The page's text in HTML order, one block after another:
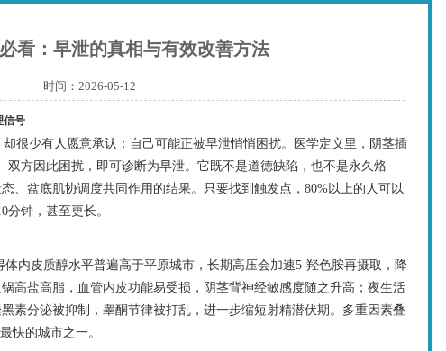
看：早泄的真相与有效改善方法
时间：2026-05-12
信号
很少有人愿意承认：自己可能正被早泄悄悄困扰。医学定义里，阴茎插
双方因此困扰，即可诊断为早泄。它既不是道德缺陷，也不是永久烙
、盆底肌协调度共同作用的结果。只要找到触发点，80%以上的人可以
钟，甚至更长。
内皮质醇水平普遍高于平原城市，长期高压会加速5-羟色胺再摄取，降
高盐高脂，血管内皮功能易受损，阴茎背神经敏感度随之升高；夜生活
素分泌被抑制，睾酮节律被打乱，进一步缩短射精潜伏期。多重因素叠
快的城市之一。